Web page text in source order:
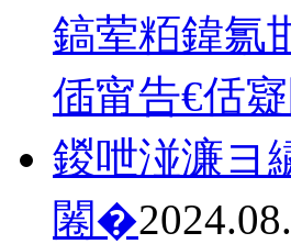
鎬荤粨鍏氱
偛甯告€佸
鍐呭湴濂ヨ
闂�